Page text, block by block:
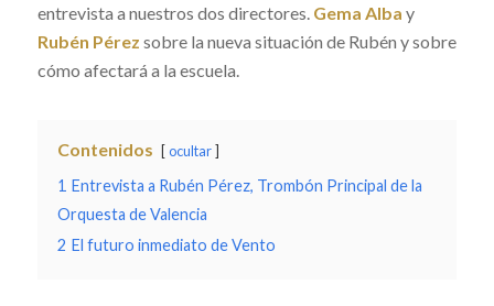
entrevista a nuestros dos directores. Gema Alba y
Rubén Pérez sobre la nueva situación de Rubén y sobre
cómo afectará a la escuela.
Contenidos ocultar
1 Entrevista a Rubén Pérez, Trombón Principal de la
Orquesta de Valencia
2 El futuro inmediato de Vento